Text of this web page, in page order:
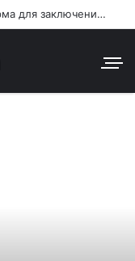
1win – популярная беттинг платформа для заключения пари и азартных игр в Узбекистане